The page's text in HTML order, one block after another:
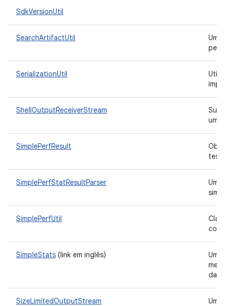
SdkVersionUtil
SearchArtifactUtil
SerializationUtil
ShellOutputReceiverStream
um
SimplePerfResult
SimplePerfStatResultParser
SimplePerfUtil
SimpleStats (link em inglês)
SizeLimitedOutputStream Um